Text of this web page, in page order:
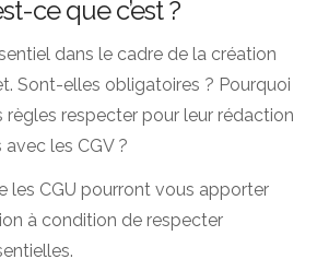
ce que c’est ?
dans le cadre de la création
Sont-elles obligatoires ? Pourquoi
règles respecter pour leur rédaction
les CGV ?
les CGU pourront vous apporter
à condition de respecter